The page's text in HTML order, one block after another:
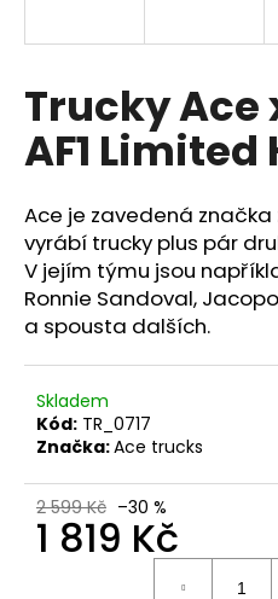
Trucky Ace
AF1
Ace je zavedená značka
vyrábí trucky plus pár
V jejím týmu jsou
Ronnie Sandoval,
a spousta dalších.
Skladem
Kód: TR_0717
Značka:Ace trucks
2 599 Kč –30 %
1 819 Kč
í
t
?
HLEDAT